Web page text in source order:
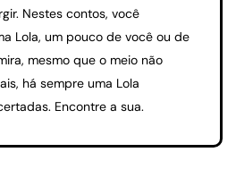
Nestes contos, você
Lola, um pouco de você ou de
mesmo que o meio não
há sempre uma Lola
Encontre a sua.